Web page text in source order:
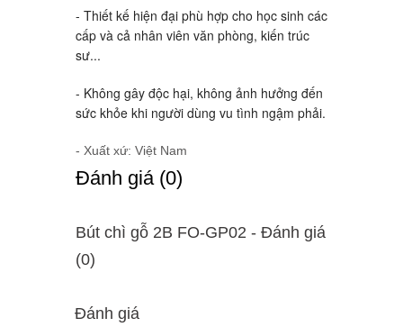
- Thiết kế hiện đại phù hợp cho học sinh các
cấp và cả nhân viên văn phòng, kiến trúc
sư...
- Không gây độc hại, không ảnh hưởng đến
sức khỏe khi người dùng vu tình ngậm phải.
- Xuất xứ: Việt Nam
Ðánh giá (0)
Bút chì gỗ 2B FO-GP02 - Ðánh giá
(0)
Đánh giá